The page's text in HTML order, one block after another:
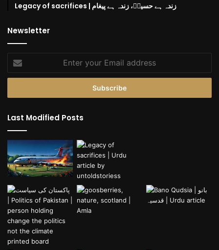
Legacy of sacrifices | زندہ ہے حسینؓ، زندہ ہے پیغام
Newsletter
your
Email
Last Modified Posts